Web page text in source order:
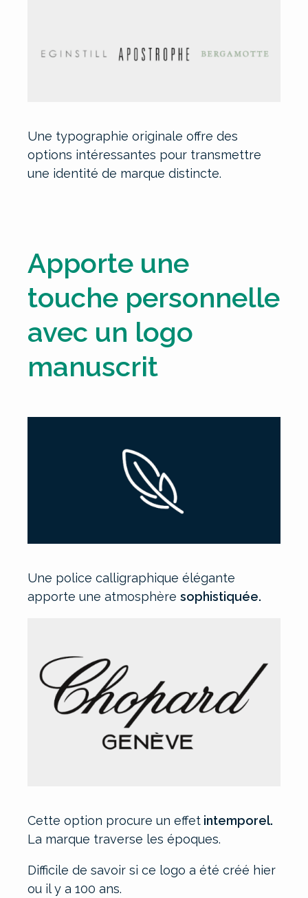
Une typographie originale offre des
options intéressantes pour transmettre
une identité de marque distincte.
Apporte une
touche personnelle
avec un logo
manuscrit
Une police calligraphique élégante
apporte une atmosphèresophistiquée.
Cette option procure un effet intemporel.
La marque traverse les époques.
Difficile de savoir si ce logo a été créé hier
ou il y a 100 ans.